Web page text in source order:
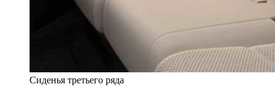
Сиденья третьего ряда